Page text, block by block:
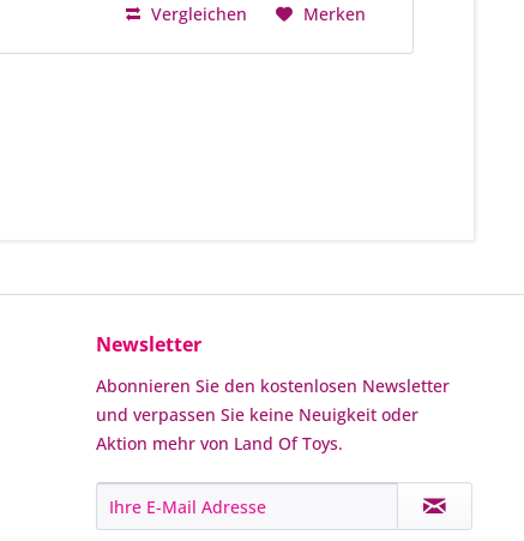
Vergleichen Merken
Newsletter
Abonnieren Sie den kostenlosen Newsletter
und verpassen Sie keine Neuigkeit oder
Aktion mehr von Land Of Toys.